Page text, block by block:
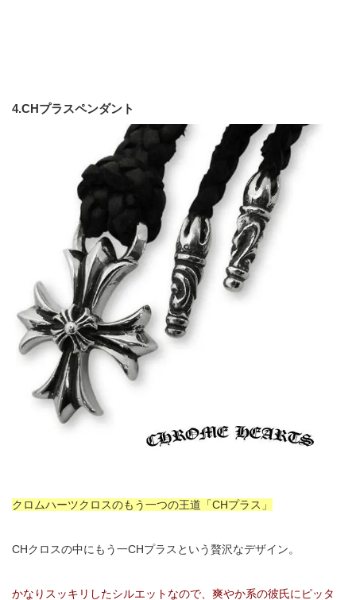
4.CHプラスペンダント
クロムハーツクロスのもう一つの王道「CHプラス」
CHクロスの中にもう一CHプラスという贅沢なデザイン。
かなりスッキリしたシルエットなので、爽やか系の彼氏にピッタ